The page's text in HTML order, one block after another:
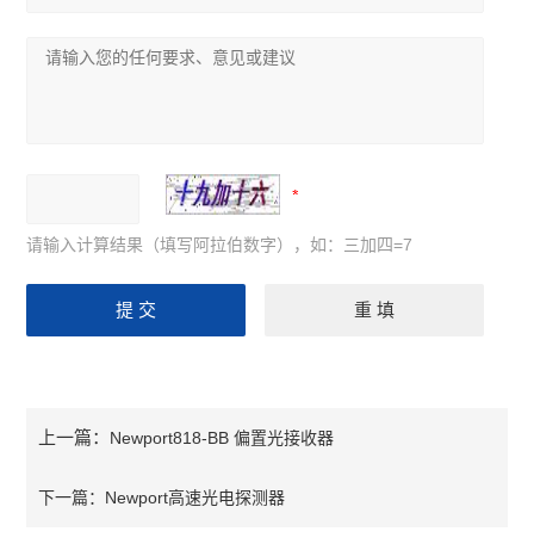
请输入计算结果（填写阿拉伯数字），如：三加四=7
上一篇： Newport818-BB 偏置光接收器
下一篇： Newport高速光电探测器